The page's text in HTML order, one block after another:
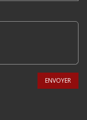
ENVOYER